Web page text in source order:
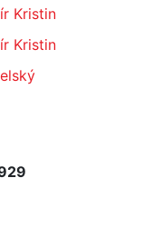
Kristin
Kristin